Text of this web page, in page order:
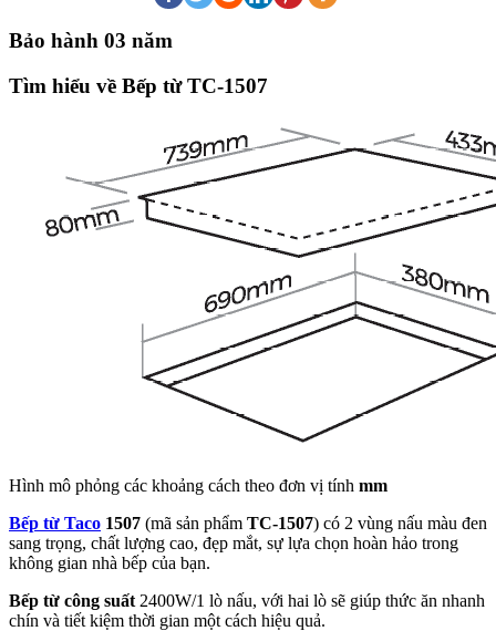
Bảo hành 03 năm
Tìm hiểu về Bếp từ TC-1507
Hình mô phỏng các khoảng cách theo đơn vị tính mm
Bếp từ Taco 1507 (mã sản phẩm TC-1507) có 2 vùng nấu màu đen
sang trọng, chất lượng cao, đẹp mắt, sự lựa chọn hoàn hảo trong
không gian nhà bếp của bạn.
Bếp từ công suất 2400W/1 lò nấu, với hai lò sẽ giúp thức ăn nhanh
chín và tiết kiệm thời gian một cách hiệu quả.